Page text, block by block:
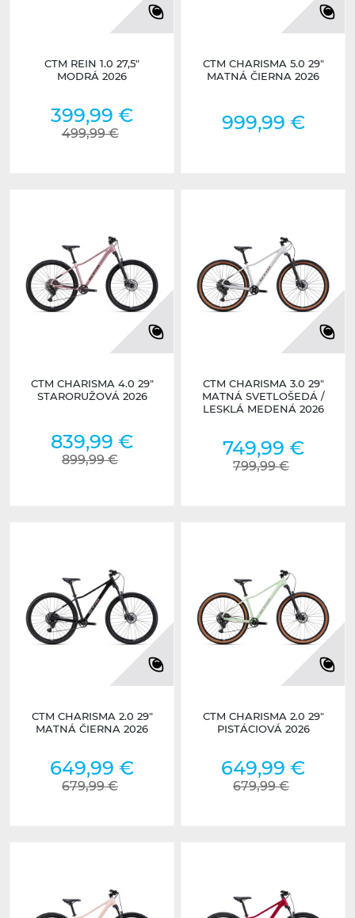
CTM REIN 1.0 27,5"
MODRÁ 2026
399,99 €
499,99 €
CTM CHARISMA 5.0 29"
MATNÁ ČIERNA 2026
999,99 €
CTM CHARISMA 4.0 29"
STARORUŽOVÁ 2026
839,99 €
899,99 €
CTM CHARISMA 3.0 29"
MATNÁ SVETLOŠEDÁ /
LESKLÁ MEDENÁ 2026
749,99 €
799,99 €
CTM CHARISMA 2.0 29"
MATNÁ ČIERNA 2026
649,99 €
679,99 €
CTM CHARISMA 2.0 29"
PISTÁCIOVÁ 2026
649,99 €
679,99 €